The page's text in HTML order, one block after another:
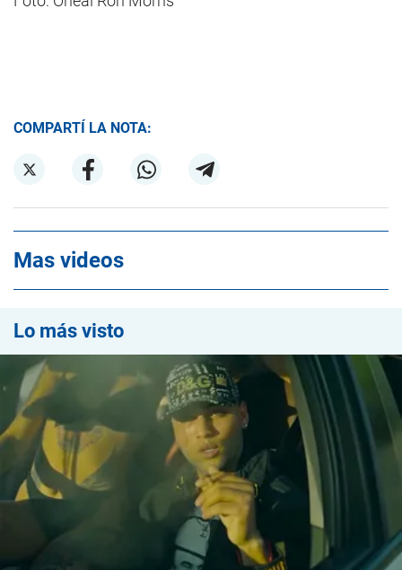
COMPARTÍ LA NOTA:
Mas videos
Lo más visto